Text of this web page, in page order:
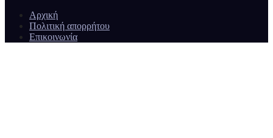
Αρχική
Πολιτική απορρήτου
Επικοινωνία